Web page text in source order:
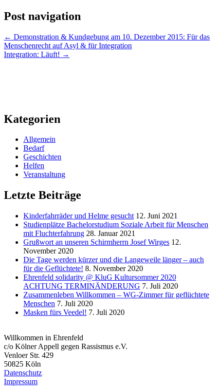
Post navigation
← Demonstration & Kundgebung am 10. Dezember 2015: Für das
Menschenrecht auf Asyl & für Integration
Integration: Läuft! →
Kategorien
Allgemein
Bedarf
Geschichten
Helfen
Veranstaltung
Letzte Beiträge
Kinderfahrräder und Helme gesucht 12. Juni 2021
Studienplätze Bachelorstudium Soziale Arbeit für Menschen
mit Fluchterfahrung 28. Januar 2021
Grußwort an unseren Schirmherrn Josef Wirges 12.
November 2020
Die Tage werden kürzer und die Langeweile länger – auch
für die Geflüchtete! 8. November 2020
Ehrenfeld solidarity @ KluG Kultursommer 2020
ACHTUNG TERMINÄNDERUNG 7. Juli 2020
Zusammenleben Willkommen – WG-Zimmer für geflüchtete
Menschen 7. Juli 2020
Masken fürs Veedel! 7. Juli 2020
Willkommen in Ehrenfeld
c/o Kölner Appell gegen Rassismus e.V.
Venloer Str. 429
50825 Köln
Datenschutz
Impressum